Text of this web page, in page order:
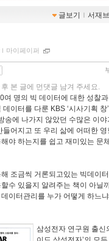
글보기 ｌ 서재
ｌ 마이페이퍼
본 글에 먼댓글 남겨 주세요.
여 명의 빅 데이터에 대한 성찰
이터를 다룬 KBS ‘시사기획
송에 나가지 않았던 수많은 이야
들어지고 또 우리 삶에 어떠한
야 하는지를 쉽고 재미있는 문
조금씩 거론되고있는 빅데이
수 있을지 알려주는 책이 아닐
이터관리를 누가 어떻게 하느
삼성전자 연구원 출신